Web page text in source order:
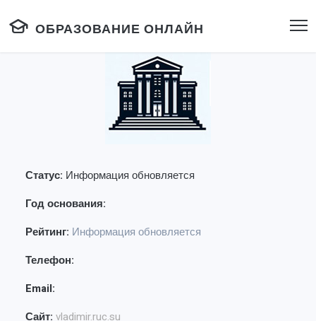
ОБРАЗОВАНИЕ ОНЛАЙН
Статус: Информация обновляется
Год основания:
Рейтинг: Информация обновляется
Телефон:
Email:
Сайт: vladimir.ruc.su